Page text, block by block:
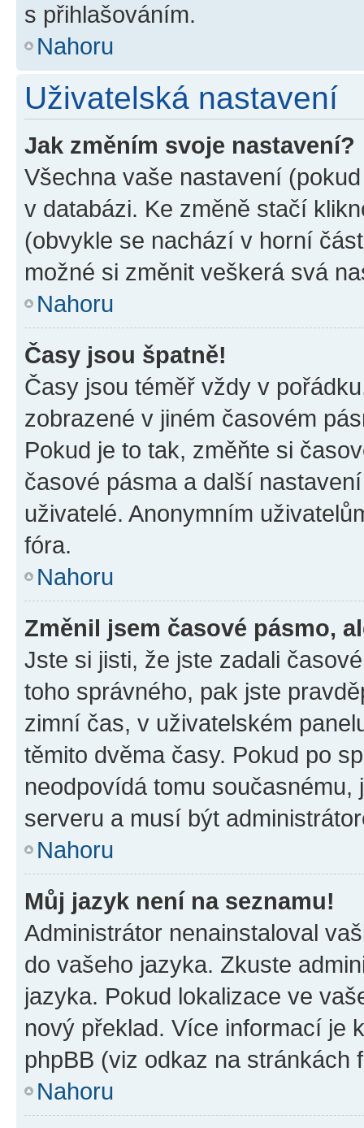
s přihlašováním.
Nahoru
Uživatelská nastavení
Jak změním svoje nastavení?
Všechna vaše nastavení
v databázi. Ke změně stačí
(obvykle se nachází v horní
možné si změnit veškerá svá
Nahoru
Časy jsou špatně!
Časy jsou téměř vždy v
zobrazené v jiném časovém
Pokud je to tak, změňte si
časové pásma a další
uživatelé. Anonymním
fóra.
Nahoru
Změnil jsem časové pásmo,
Jste si jisti, že jste zadali
toho správného, pak jste
zimní čas, v uživatelském
těmito dvěma časy. Pokud po
neodpovídá tomu
serveru a musí být
Nahoru
Můj jazyk není na seznamu!
Administrátor nenainstaloval
do vašeho jazyka. Zkuste
jazyka. Pokud lokalizace ve
nový překlad. Více informací je
phpBB (viz odkaz na stránkách
Nahoru